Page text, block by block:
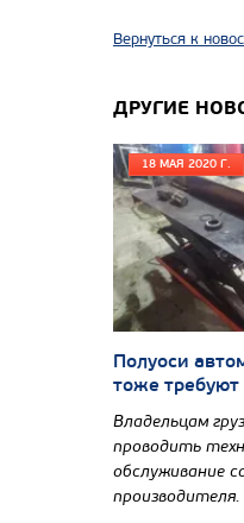
Вернуться к
ДРУГИЕ
18 МАЯ 2020 Г.
Полуоси
тоже
Владельцам
проводить
обслуживание
производителя.